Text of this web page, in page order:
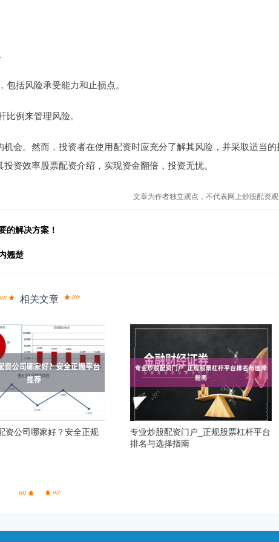
括风险承受能力和止损点。
例来管理风险。
会。然而，投资者在使用配资时应充分了解其风险，并采取适当的
资效率股票配资介绍，实现资金翻倍，投资无忧。
文章为作者独立观点，不代表网上炒股配资
的解决方案！
翘楚
相关文章
资公司哪家好？安全正规
专业炒股配资门户_正规股票杠杆平台
排名与选择指南